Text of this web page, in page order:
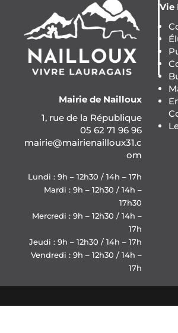
Mairie de Nailloux
1, rue de la République
05 62 71 96 96
mairie@mairienailloux31.c
om
Lundi : 9h – 12h30 / 14h – 17h
Mardi : 9h – 12h30 / 14h –
17h30
Mercredi : 9h – 12h30 / 14h –
17h
Jeudi : 9h – 12h30 / 14h – 17h
Vendredi : 9h – 12h30 / 14h –
17h
Vie